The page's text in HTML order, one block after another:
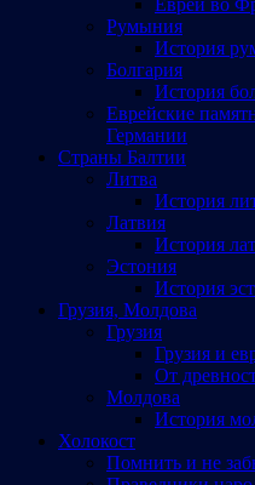
Румыния
История
Болгария
История
Еврейские
Германии
Страны Балтии
Литва
История
Латвия
История
Эстония
История
Грузия, Молдова
Грузия
Грузия и
От
Молдова
История
Холокост
Помнить и не